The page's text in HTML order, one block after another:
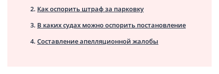
Как оспорить штраф за парковку
В каких судах можно оспорить постановление
Составление апелляционной жалобы